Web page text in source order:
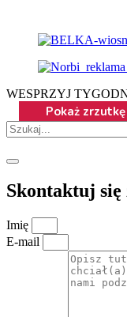
WESPRZYJ
Skontaktuj się
Imię
E-mail